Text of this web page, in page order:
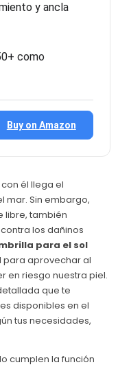
y ancla
como
Buy on Amazon
él llega el
mar. Sin embargo,
libre, también
los dañinos
para el sol
para aprovechar al
en riesgo nuestra piel.
que te
disponibles en el
tus necesidades,
cumplen la función